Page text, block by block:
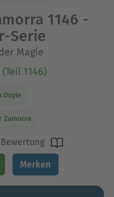
1146 -
Serie
Magie
1146)
Doyle
Zamorra
Bewertung
Merken